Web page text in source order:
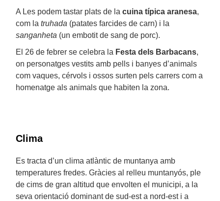
A Les podem tastar plats de la cuina típica aranesa,
com la truhada (patates farcides de carn) i la
sanganheta (un embotit de sang de porc).
El 26 de febrer se celebra la Festa dels Barbacans,
on personatges vestits amb pells i banyes d’animals
com vaques, cérvols i ossos surten pels carrers com a
homenatge als animals que habiten la zona.
Clima
Es tracta d’un clima atlàntic de muntanya amb
temperatures fredes. Gràcies al relleu muntanyós, ple
de cims de gran altitud que envolten el municipi, a la
seva orientació dominant de sud-est a nord-est i a